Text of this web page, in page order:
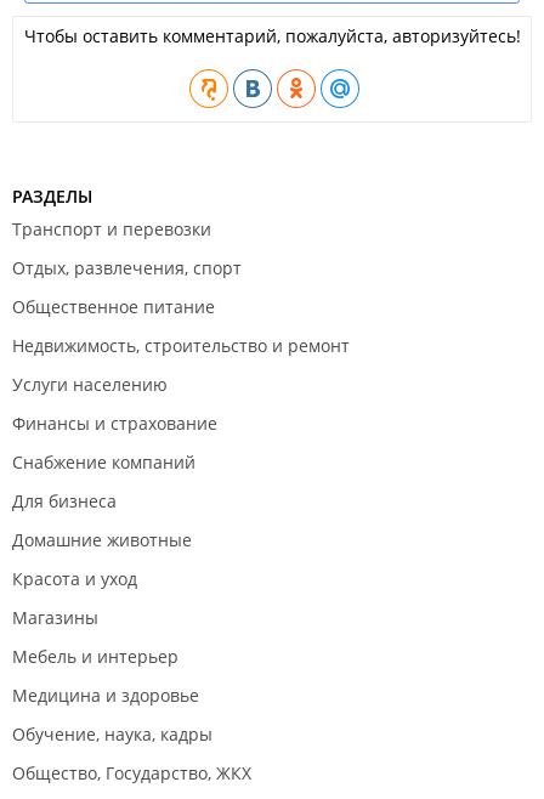
Чтобы оставить комментарий, пожалуйста, авторизуйтесь!
РАЗДЕЛЫ
Транспорт и перевозки
Отдых, развлечения, спорт
Общественное питание
Недвижимость, строительство и ремонт
Услуги населению
Финансы и страхование
Снабжение компаний
Для бизнеса
Домашние животные
Красота и уход
Магазины
Мебель и интерьер
Медицина и здоровье
Обучение, наука, кадры
Общество, Государство, ЖКХ